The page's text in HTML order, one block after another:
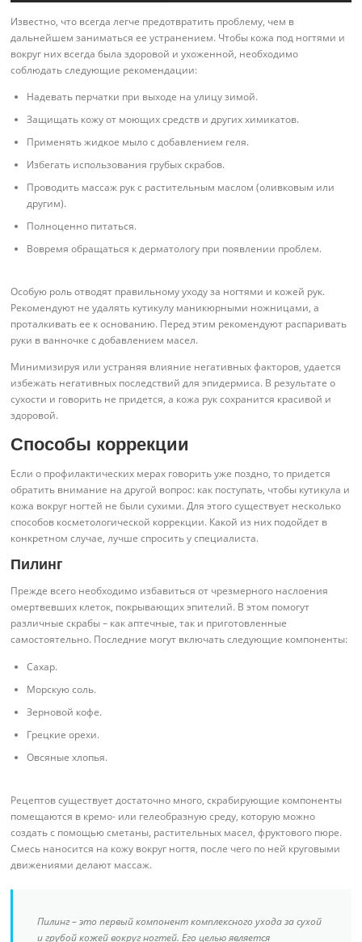
Известно, что всегда легче предотвратить проблему, чем в
дальнейшем заниматься ее устранением. Чтобы кожа под ногтями и
вокруг них всегда была здоровой и ухоженной, необходимо
соблюдать следующие рекомендации:
Надевать перчатки при выходе на улицу зимой.
Защищать кожу от моющих средств и других химикатов.
Применять жидкое мыло с добавлением геля.
Избегать использования грубых скрабов.
Проводить массаж рук с растительным маслом (оливковым или
другим).
Полноценно питаться.
Вовремя обращаться к дерматологу при появлении проблем.
Особую роль отводят правильному уходу за ногтями и кожей рук.
Рекомендуют не удалять кутикулу маникюрными ножницами, а
проталкивать ее к основанию. Перед этим рекомендуют распаривать
руки в ванночке с добавлением масел.
Минимизируя или устраняя влияние негативных факторов, удается
избежать негативных последствий для эпидермиса. В результате о
сухости и говорить не придется, а кожа рук сохранится красивой и
здоровой.
Способы коррекции
Если о профилактических мерах говорить уже поздно, то придется
обратить внимание на другой вопрос: как поступать, чтобы кутикула и
кожа вокруг ногтей не были сухими. Для этого существует несколько
способов косметологической коррекции. Какой из них подойдет в
конкретном случае, лучше спросить у специалиста.
Пилинг
Прежде всего необходимо избавиться от чрезмерного наслоения
омертвевших клеток, покрывающих эпителий. В этом помогут
различные скрабы – как аптечные, так и приготовленные
самостоятельно. Последние могут включать следующие компоненты:
Сахар.
Морскую соль.
Зерновой кофе.
Грецкие орехи.
Овсяные хлопья.
Рецептов существует достаточно много, скрабирующие компоненты
помещаются в кремо- или гелеобразную среду, которую можно
создать с помощью сметаны, растительных масел, фруктового пюре.
Смесь наносится на кожу вокруг ногтя, после чего по ней круговыми
движениями делают массаж.
Пилинг – это первый компонент комплексного ухода за сухой
и грубой кожей вокруг ногтей. Его целью является